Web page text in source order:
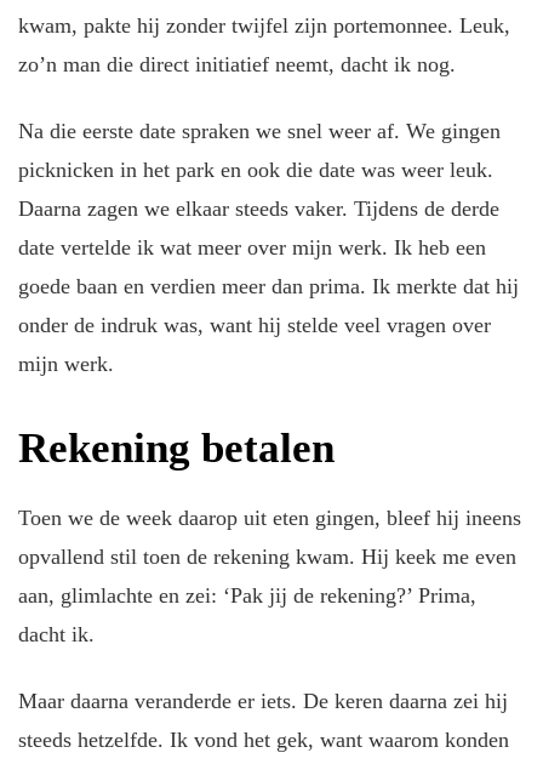
kwam, pakte hij zonder twijfel zijn portemonnee. Leuk,
zo’n man die direct initiatief neemt, dacht ik nog.
Na die eerste date spraken we snel weer af. We gingen
picknicken in het park en ook die date was weer leuk.
Daarna zagen we elkaar steeds vaker. Tijdens de derde
date vertelde ik wat meer over mijn werk. Ik heb een
goede baan en verdien meer dan prima. Ik merkte dat hij
onder de indruk was, want hij stelde veel vragen over
mijn werk.
Rekening betalen
Toen we de week daarop uit eten gingen, bleef hij ineens
opvallend stil toen de rekening kwam. Hij keek me even
aan, glimlachte en zei: ‘Pak jij de rekening?’ Prima,
dacht ik.
Maar daarna veranderde er iets. De keren daarna zei hij
steeds hetzelfde. Ik vond het gek, want waarom konden